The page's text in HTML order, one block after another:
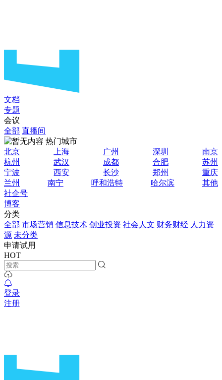
文档
专题
会议
全部 直播间
热门城市
北京
上海 广州 深圳
南京
杭州
武汉 成都 合肥
苏州
宁波
西安 长沙 郑州
重庆
兰州
南宁 呼和浩特 哈尔滨
其他
社企号
博客
分类
全部 市场营销 信息技术 创业投资 社会人文 财务财经 人力资
源 未分类
申请试用
HOT
登录
注册